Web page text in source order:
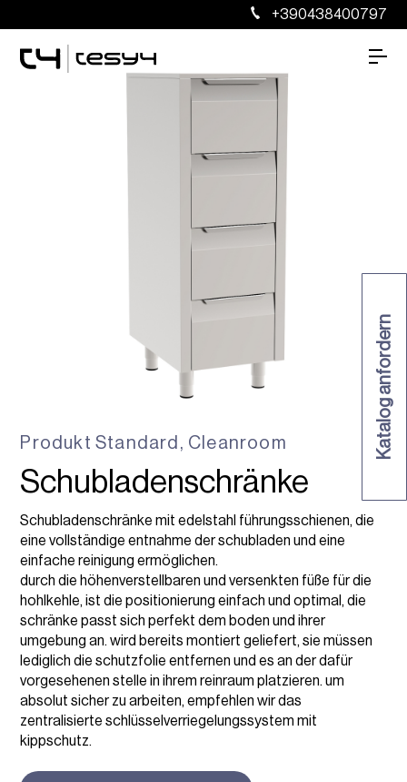
+390438400797
Katalog anfordern
ProduktStandard , Cleanroom
Schubladenschränke
Schubladenschränke mit edelstahl führungsschienen, die
eine vollständige entnahme der schubladen und eine
einfache reinigung ermöglichen.
durch die höhenverstellbaren und versenkten füße für die
hohlkehle, ist die positionierung einfach und optimal, die
schränke passt sich perfekt dem boden und ihrer
umgebung an. wird bereits montiert geliefert, sie müssen
lediglich die schutzfolie entfernen und es an der dafür
vorgesehenen stelle in ihrem reinraum platzieren. um
absolut sicher zu arbeiten, empfehlen wir das
zentralisierte schlüsselverriegelungssystem mit
kippschutz.